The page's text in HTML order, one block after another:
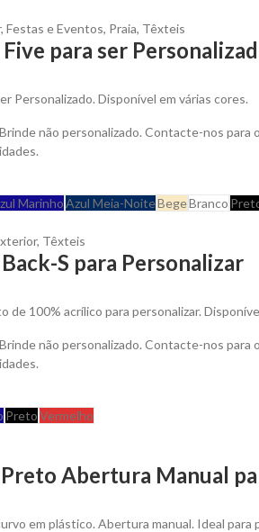
, Festas e Eventos, Praia, Têxteis
para ser
Personalizado. Disponível em várias cores.
não personalizado. Contacte-nos para
MarinhoAzul Meia-NoiteBegeBranco
, Têxteis
S para Personalizar
de 100% acrílico para personalizar.
não personalizado. Contacte-nos para
PretoVermelho
Abertura Manual
em plástico. Abertura manual. Ideal para